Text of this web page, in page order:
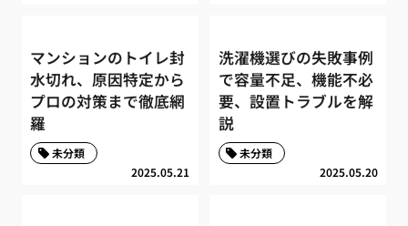
マンションのトイレ封
水切れ、原因特定から
プロの対策まで徹底網
羅
2025.05.21
未分類
洗濯機選びの失敗事例
で容量不足、機能不必
要、設置トラブルを解
説
2025.05.20
未分類